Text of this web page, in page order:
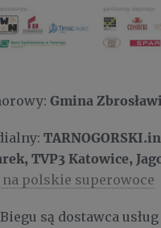
Gmina
TVP3 Katowice,
na polskie superowoce
są dostawca